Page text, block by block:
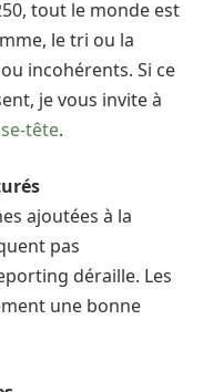
tout le monde est
le tri ou la
incohérents. Si ce
je vous invite à
tête.
ajoutées à la
pas
déraille. Les
une bonne